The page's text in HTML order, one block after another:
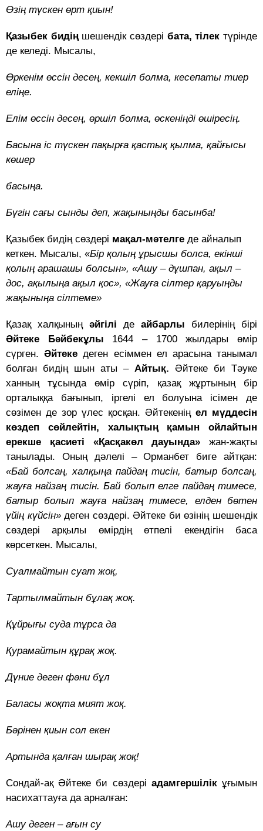
Өзің түскен өрт қиын!
Қазыбек бидіңшешендік сөздері бата, тілек түрінде
де келеді. Мысалы,
Өркенім өссін десең, кекшіл болма, кесепаты тиер
еліңе.
Елім өссін десең, өршіл болма, өскеніңді өшіресің.
Басына іс түскен пақырға қастық қылма, қайғысы
көшер
басыңа.
Бүгін сағы сынды деп, жақыныңды басынба!
Қазыбек бидің сөздері мақал-мәтелге де айналып
кеткен. Мысалы, «Бір қолың ұрысшы болса, екінші
қолың арашашы болсын», «Ашу – дұшпан, ақыл –
дос, ақылыңа ақыл қос», «Жауға сілтер қаруыңды
жақыныңа сілтеме»
Қазақ халқының әйгілі де айбарлы билерінің бірі
Әйтеке Бәйбекұлы 1644 – 1700 жылдары өмір
сүрген.Әйтеке деген есіммен ел арасына танымал
болған бидің шын аты – Айтық. Әйтеке би Тәуке
ханның тұсында өмір сүріп, қазақ жұртының бір
орталыққа бағынып, іргелі ел болуына ісімен де
сөзімен де зор үлес қосқан. Әйтекенің ел мүддесін
көздеп сөйлейтін, халықтың қамын ойлайтын
ерекше қасиеті «Қасқакөл дауында» жан-жақты
танылады. Оның дәлелі – Орманбет биге айтқан:
«Бай болсаң, халқыңа пайдаң тисін, батыр болсаң,
жауға найзаң тисін. Бай болып елге пайдаң тимесе,
батыр болып жауға найзаң тимесе, елден бөтен
үйің күйсін»деген сөздері. Әйтеке би өзінің шешендік
сөздері арқылы өмірдің өтпелі екендігін баса
көрсеткен. Мысалы,
Суалмайтын суат жоқ,
Тартылмайтын бұлақ жоқ.
Құйрығы суда тұрса да
Қурамайтын құрақ жоқ.
Дүние деген фәни бұл
Баласы жоқта мият жоқ.
Бәрінен қиын сол екен
Артында қалған шырақ жоқ!
Сондай-ақ Әйтеке би сөздері адамгершілікұғымын
насихаттауға да арналған:
Ашу деген – ағын су